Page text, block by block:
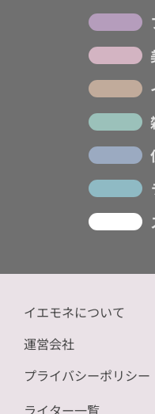
イエモネについて
運営会社
プライバシーポリシー